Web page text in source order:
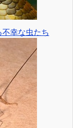
幸な虫たち